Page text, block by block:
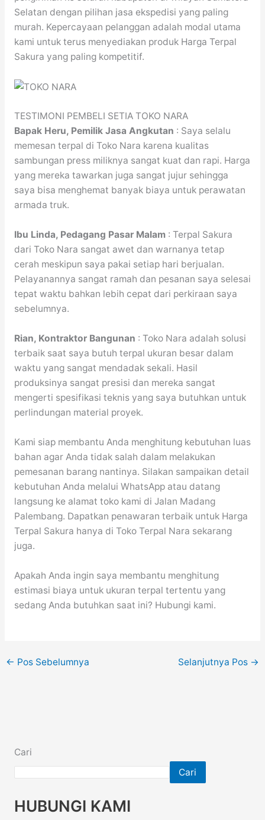
Selatan dengan pilihan jasa ekspedisi yang paling
murah. Kepercayaan pelanggan adalah modal utama
kami untuk terus menyediakan produk Harga Terpal
Sakura yang paling kompetitif.
TESTIMONI PEMBELI SETIA TOKO NARA
Bapak Heru, Pemilik Jasa Angkutan : Saya selalu
memesan terpal di Toko Nara karena kualitas
sambungan press miliknya sangat kuat dan rapi. Harga
yang mereka tawarkan juga sangat jujur sehingga
saya bisa menghemat banyak biaya untuk perawatan
armada truk.
Ibu Linda, Pedagang Pasar Malam: Terpal Sakura
dari Toko Nara sangat awet dan warnanya tetap
cerah meskipun saya pakai setiap hari berjualan.
Pelayanannya sangat ramah dan pesanan saya selesai
tepat waktu bahkan lebih cepat dari perkiraan saya
sebelumnya.
Rian, Kontraktor Bangunan : Toko Nara adalah solusi
terbaik saat saya butuh terpal ukuran besar dalam
waktu yang sangat mendadak sekali. Hasil
produksinya sangat presisi dan mereka sangat
mengerti spesifikasi teknis yang saya butuhkan untuk
perlindungan material proyek.
Kami siap membantu Anda menghitung kebutuhan luas
bahan agar Anda tidak salah dalam melakukan
pemesanan barang nantinya. Silakan sampaikan detail
kebutuhan Anda melalui WhatsApp atau datang
langsung ke alamat toko kami di Jalan Madang
Palembang. Dapatkan penawaran terbaik untuk Harga
Terpal Sakura hanya di Toko Terpal Nara sekarang
juga.
Apakah Anda ingin saya membantu menghitung
estimasi biaya untuk ukuran terpal tertentu yang
sedang Anda butuhkan saat ini? Hubungi kami.
← Pos Sebelumnya Selanjutnya Pos →
Cari
Cari
HUBUNGI KAMI